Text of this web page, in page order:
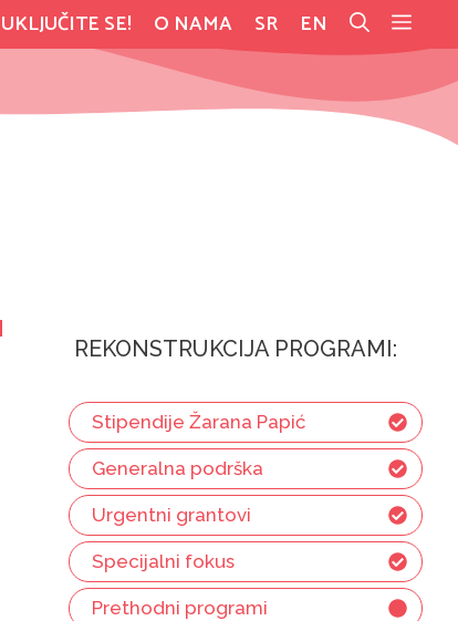
UKLJUČITE SE! O NAMA SR EN
REKONSTRUKCIJA PROGRAMI:
Stipendije Žarana Papić
Generalna podrška
Urgentni grantovi
Specijalni fokus
Prethodni programi